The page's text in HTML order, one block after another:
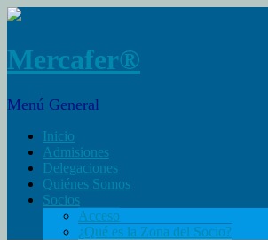
Mercafer®
Menú General
Inicio
Admisiones
Delegaciones
Quiénes Somos
Socios
Acceso
¿Qué es la Zona del Socio?